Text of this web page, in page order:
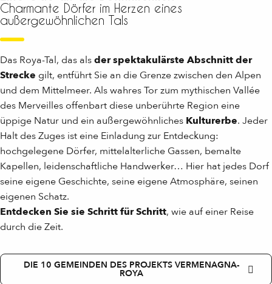
Charmante Dörfer im Herzen eines
außergewöhnlichen Tals
Das Roya-Tal, das alsder spektakulärste Abschnitt der
Strecke gilt, entführt Sie an die Grenze zwischen den Alpen
und dem Mittelmeer. Als wahres Tor zum mythischen Vallée
des Merveilles offenbart diese unberührte Region eine
üppige Natur und ein außergewöhnliches Kulturerbe. Jeder
Halt des Zuges ist eine Einladung zur Entdeckung:
hochgelegene Dörfer, mittelalterliche Gassen, bemalte
Kapellen, leidenschaftliche Handwerker… Hier hat jedes Dorf
seine eigene Geschichte, seine eigene Atmosphäre, seinen
eigenen Schatz.
Entdecken Sie sie Schritt für Schritt, wie auf einer Reise
durch die Zeit.
DIE 10 GEMEINDEN DES PROJEKTS VERMENAGNA-
ROYA